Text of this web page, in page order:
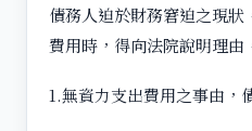
債務人迫於財務窘迫之現狀
費用時，得向法院說明理由
1.無資力支出費用之事由，